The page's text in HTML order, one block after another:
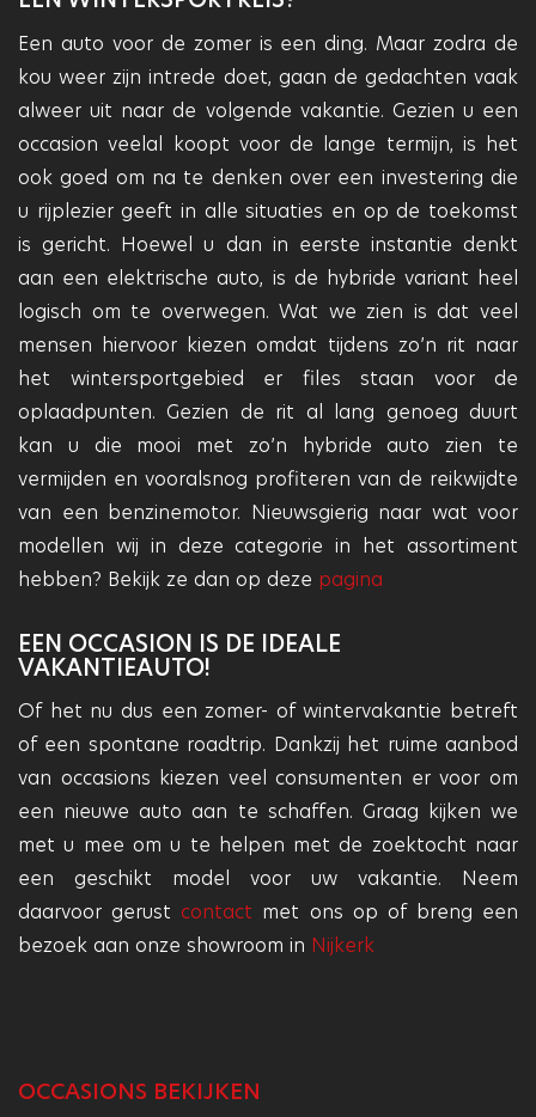
Een auto voor de zomer is een ding. Maar zodra de
kou weer zijn intrede doet, gaan de gedachten vaak
alweer uit naar de volgende vakantie. Gezien u een
occasion veelal koopt voor de lange termijn, is het
ook goed om na te denken over een investering die
u rijplezier geeft in alle situaties en op de toekomst
is gericht. Hoewel u dan in eerste instantie denkt
aan een elektrische auto, is de hybride variant heel
logisch om te overwegen. Wat we zien is dat veel
mensen hiervoor kiezen omdat tijdens zo’n rit naar
het wintersportgebied er files staan voor de
oplaadpunten. Gezien de rit al lang genoeg duurt
kan u die mooi met zo’n hybride auto zien te
vermijden en vooralsnog profiteren van de reikwijdte
van een benzinemotor. Nieuwsgierig naar wat voor
modellen wij in deze categorie in het assortiment
hebben? Bekijk ze dan op deze pagina
EEN OCCASION IS DE IDEALE
VAKANTIEAUTO!
Of het nu dus een zomer- of wintervakantie betreft
of een spontane roadtrip. Dankzij het ruime aanbod
van occasions kiezen veel consumenten er voor om
een nieuwe auto aan te schaffen. Graag kijken we
met u mee om u te helpen met de zoektocht naar
een geschikt model voor uw vakantie. Neem
daarvoor gerust contact met ons op of breng een
bezoek aan onze showroom in Nijkerk
OCCASIONS BEKIJKEN